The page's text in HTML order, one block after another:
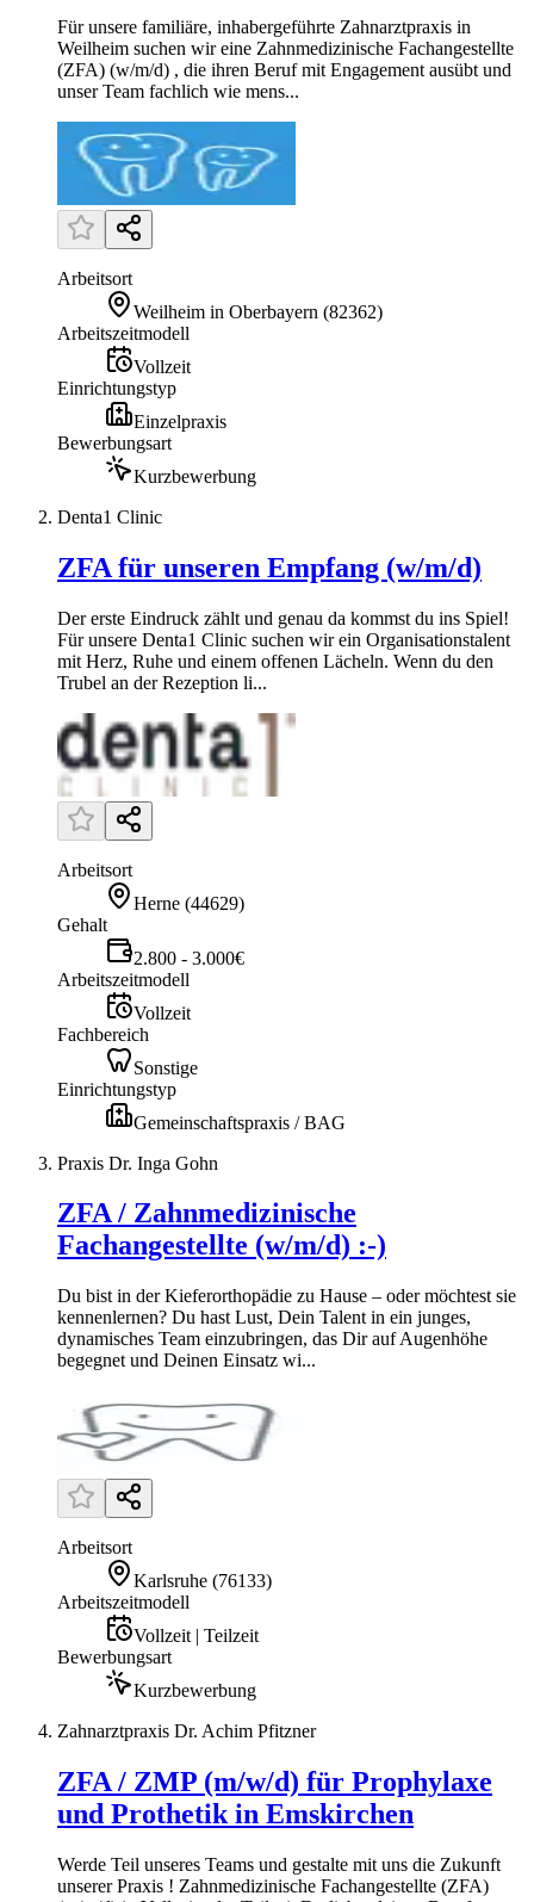
Für unsere familiäre, inhabergeführte Zahnarztpraxis in
Weilheim suchen wir eine Zahnmedizinische Fachangestellte
(ZFA) (w/m/d) , die ihren Beruf mit Engagement ausübt und
unser Team fachlich wie mens...
Arbeitsort
Weilheim in Oberbayern (82362)
Arbeitszeitmodell
Vollzeit
Einrichtungstyp
Einzelpraxis
Bewerbungsart
Kurzbewerbung
Denta1 Clinic
ZFA für unseren Empfang (w/m/d)
Der erste Eindruck zählt und genau da kommst du ins Spiel!
Für unsere Denta1 Clinic suchen wir ein Organisationstalent
mit Herz, Ruhe und einem offenen Lächeln. Wenn du den
Trubel an der Rezeption li...
Arbeitsort
Herne (44629)
Gehalt
2.800 - 3.000€
Arbeitszeitmodell
Vollzeit
Fachbereich
Sonstige
Einrichtungstyp
Gemeinschaftspraxis / BAG
Praxis Dr. Inga Gohn
ZFA / Zahnmedizinische
Fachangestellte (w/m/d) :-)
Du bist in der Kieferorthopädie zu Hause – oder möchtest sie
kennenlernen? Du hast Lust, Dein Talent in ein junges,
dynamisches Team einzubringen, das Dir auf Augenhöhe
begegnet und Deinen Einsatz wi...
Arbeitsort
Karlsruhe (76133)
Arbeitszeitmodell
Vollzeit | Teilzeit
Bewerbungsart
Kurzbewerbung
Zahnarztpraxis Dr. Achim Pfitzner
ZFA / ZMP (m/w/d) für Prophylaxe
und Prothetik in Emskirchen
Werde Teil unseres Teams und gestalte mit uns die Zukunft
unserer Praxis ! Zahnmedizinische Fachangestellte (ZFA)